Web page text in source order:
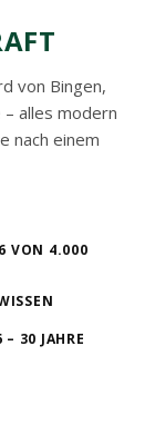
von Bingen,
alles modern
nach einem
VON 4.000
30 JAHRE